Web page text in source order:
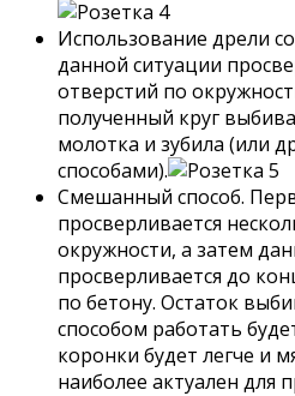
Использование дрели
данной ситуации
отверстий по
полученный круг
молотка и зубила (или
способами).
Смешанный способ.
просверливается
окружности, а затем
просверливается до
по бетону. Остаток
способом работать
коронки будет легче и
наиболее актуален для